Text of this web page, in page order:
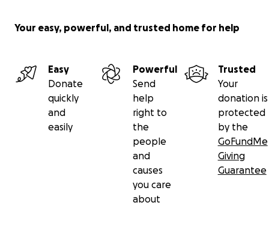
Your easy, powerful, and trusted home for help
Easy
Donate
quickly
and
easily
Powerful
Send
help
right to
the
people
and
causes
you care
about
Trusted
Your
donation is
protected
by the
GoFundMe
Giving
Guarantee